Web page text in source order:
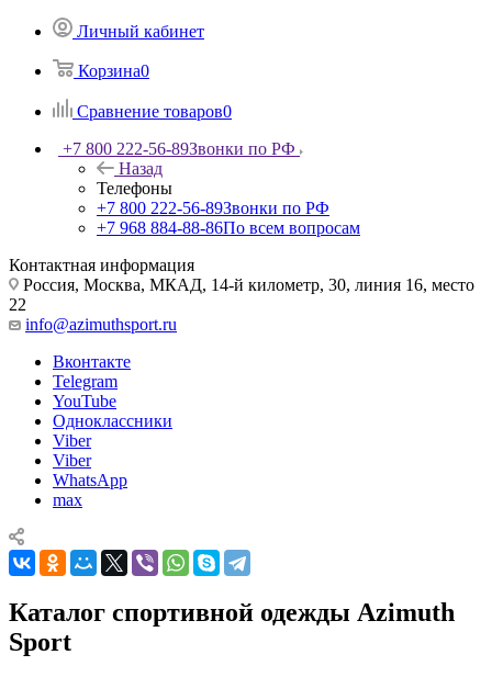
Личный кабинет
Корзина0
Сравнение товаров0
+7 800 222-56-89Звонки по РФ
Назад
Телефоны
+7 800 222-56-89Звонки по РФ
+7 968 884-88-86По всем вопросам
Контактная информация
Россия, Москва, МКАД, 14-й километр, 30, линия 16, место
22
info@azimuthsport.ru
Вконтакте
Telegram
YouTube
Одноклассники
Viber
Viber
WhatsApp
max
Каталог спортивной одежды Azimuth
Sport